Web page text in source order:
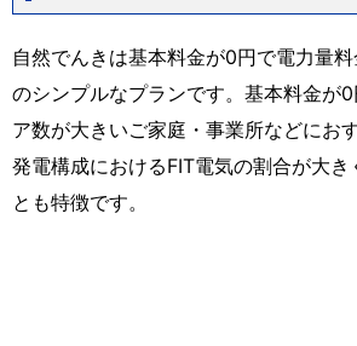
自然でんきは基本料金が0円で電力量
のシンプルなプランです。基本料金が
ア数が大きいご家庭・事業所などにお
発電構成におけるFIT電気の割合が大き
とも特徴です。